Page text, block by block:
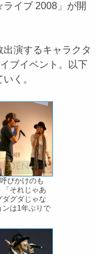
イブ 2008」が開
演するキャラクタ
ブイベント。以下
く。
びかけのも
「それじゃあ
グダじゃな
ンは1年ぶりで